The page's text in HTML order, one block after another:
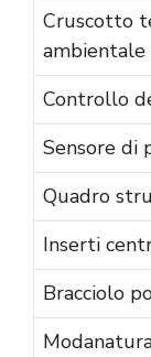
Cruscotto
ambientale
Controllo
Sensore di
Quadro
Inserti
Bracciolo